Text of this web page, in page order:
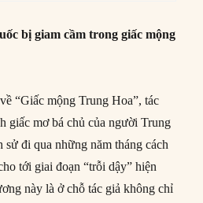
bị giam cầm trong giấc mộng
“Giấc mộng Trung Hoa”, tác
giấc mơ bá chủ của người Trung
đi qua những năm tháng cách
tới giai đoạn “trỗi dậy” hiện
này là ở chỗ tác giả không chỉ